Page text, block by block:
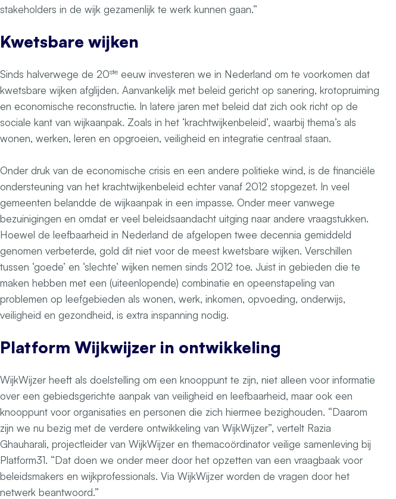
stakeholders in de wijk gezamenlijk te werk kunnen gaan.”
Kwetsbare wijken
Sinds halverwege de 20ste eeuw investeren we in Nederland om te voorkomen dat
kwetsbare wijken afglijden. Aanvankelijk met beleid gericht op sanering, krotopruiming
en economische reconstructie. In latere jaren met beleid dat zich ook richt op de
sociale kant van wijkaanpak. Zoals in het ‘krachtwijkenbeleid’, waarbij thema’s als
wonen, werken, leren en opgroeien, veiligheid en integratie centraal staan.
Onder druk van de economische crisis en een andere politieke wind, is de financiële
ondersteuning van het krachtwijkenbeleid echter vanaf 2012 stopgezet. In veel
gemeenten belandde de wijkaanpak in een impasse. Onder meer vanwege
bezuinigingen en omdat er veel beleidsaandacht uitging naar andere vraagstukken.
Hoewel de leefbaarheid in Nederland de afgelopen twee decennia gemiddeld
genomen verbeterde, gold dit niet voor de meest kwetsbare wijken. Verschillen
tussen ‘goede’ en ‘slechte’ wijken nemen sinds 2012 toe. Juist in gebieden die te
maken hebben met een (uiteenlopende) combinatie en opeenstapeling van
problemen op leefgebieden als wonen, werk, inkomen, opvoeding, onderwijs,
veiligheid en gezondheid, is extra inspanning nodig.
Platform Wijkwijzer in ontwikkeling
WijkWijzer heeft als doelstelling om een knooppunt te zijn, niet alleen voor informatie
over een gebiedsgerichte aanpak van veiligheid en leefbaarheid, maar ook een
knooppunt voor organisaties en personen die zich hiermee bezighouden. “Daarom
zijn we nu bezig met de verdere ontwikkeling van WijkWijzer”, vertelt Razia
Ghauharali, projectleider van WijkWijzer en themacoördinator veilige samenleving bij
Platform31. “Dat doen we onder meer door het opzetten van een vraagbaak voor
beleidsmakers en wijkprofessionals. Via WijkWijzer worden de vragen door het
netwerk beantwoord.”